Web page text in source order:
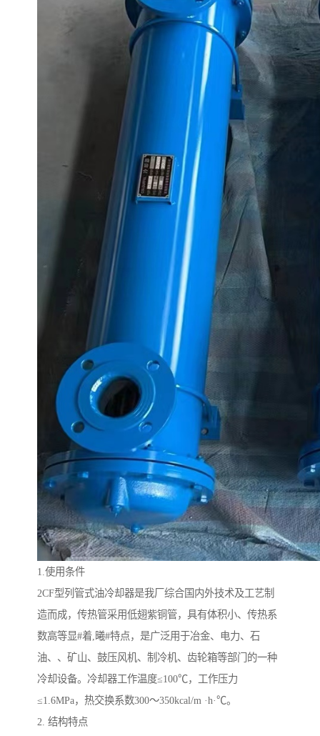
1.使用条件
2CF型列管式油冷却器是我厂综合国内外技术及工艺制
造而成，传热管采用低翅紫铜管，具有体积小、传热系
数高等显#着,曦#特点，是广泛用于冶金、电力、石
油、、矿山、鼓压风机、制冷机、齿轮箱等部门的一种
冷却设备。冷却器工作温度≤100℃，工作压力
≤1.6MPa，热交换系数300～350kcal/m ·h·℃。
2. 结构特点